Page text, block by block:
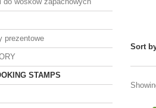
prezentowe
STAMPS
Sort